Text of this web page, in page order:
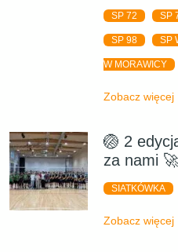
SP 72 SP
SP 98 SP
W MORAWICY
Zobacz więcej
🏐 2
za nami
SIATKÓWKA
Zobacz więcej